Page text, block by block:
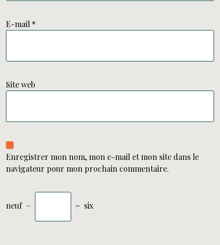
E-mail *
Site web
Enregistrer mon nom, mon e-mail et mon site dans le
navigateur pour mon prochain commentaire.
neuf − = six